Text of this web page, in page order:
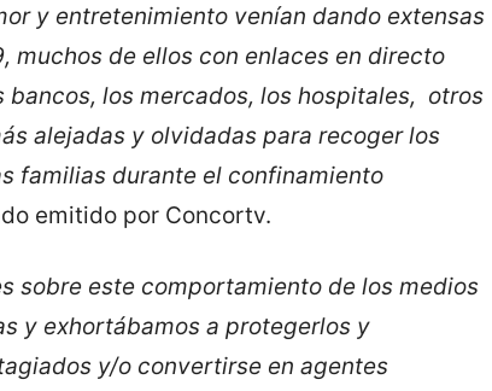
y entretenimiento venían dando extensas
muchos de ellos con enlaces en directo
bancos, los mercados, los hospitales, otros
alejadas y olvidadas para recoger los
familias durante el confinamiento
emitido por Concortv.
sobre este comportamiento de los medios
y exhortábamos a protegerlos y
y/o convertirse en agentes